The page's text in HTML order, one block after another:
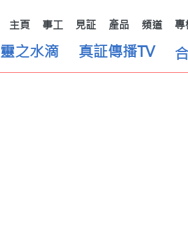
主頁 事工 見証 產品 頻道 專
靈之水滴 真証傳播TV